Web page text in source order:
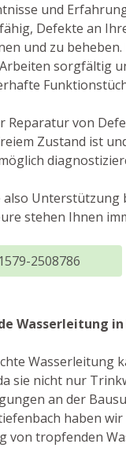
und
Defekte an
und zu
sorgfältig
Reparatur von
Zustand ist
also
stehen Ihnen
2508786
Wasserleitung
Wasserleitung
sie nicht nur
an der
haben
von tropfenden